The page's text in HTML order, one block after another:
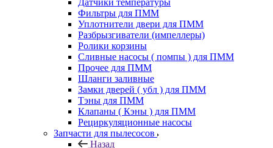
Датчики температуры
Фильтры для ПММ
Уплотнители двери для ПММ
Разбрызгиватели (импеллеры)
Ролики корзины
Сливные насосы ( помпы ) для ПММ
Прочее для ПММ
Шланги заливные
Замки дверей ( убл ) для ПММ
Тэны для ПММ
Клапаны ( Кэны ) для ПММ
Рециркуляционные насосы
Запчасти для пылесосов
Назад